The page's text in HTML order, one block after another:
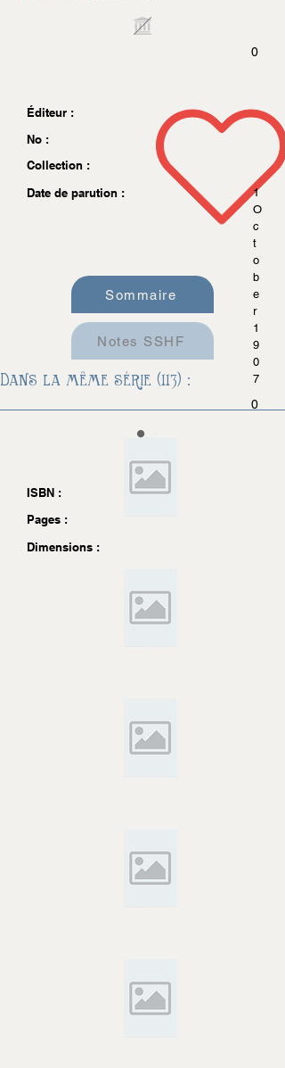
0
Éditeur :
No :
Collection :
Date de parution :
1
O
c
t
o
b
e
r
1
9
0
7
0
ISBN :
Pages :
Dimensions :
Sommaire
Notes SSHF
Dans la même série (113) :